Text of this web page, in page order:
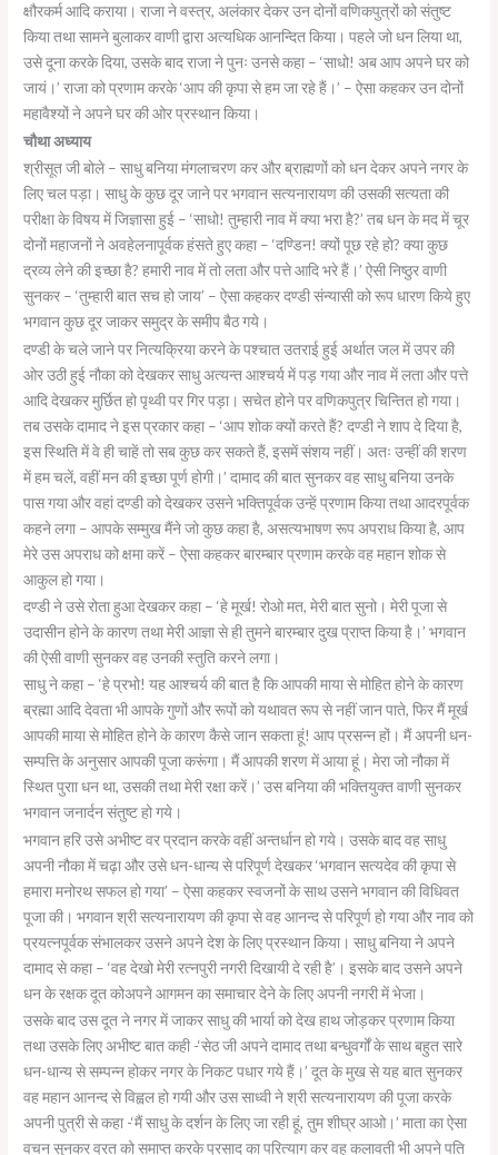
क्षौरकर्म आदि कराया। राजा ने वस्त्र, अलंकार देकर उन दोनों वणिकपुत्रों को संतुष्ट
किया तथा सामने बुलाकर वाणी द्वारा अत्यधिक आनन्दित किया। पहले जो धन लिया था,
उसे दूना करके दिया, उसके बाद राजा ने पुनः उनसे कहा – ‘साधो! अब आप अपने घर को
जायं।’ राजा को प्रणाम करके ‘आप की कृपा से हम जा रहे हैं।’ – ऐसा कहकर उन दोनों
महावैश्यों ने अपने घर की ओर प्रस्थान किया।
चौथा अध्याय
श्रीसूत जी बोले – साधु बनिया मंगलाचरण कर और ब्राह्मणों को धन देकर अपने नगर के
लिए चल पड़ा। साधु के कुछ दूर जाने पर भगवान सत्यनारायण की उसकी सत्यता की
परीक्षा के विषय में जिज्ञासा हुई – ‘साधो! तुम्हारी नाव में क्या भरा है?’ तब धन के मद में चूर
दोनों महाजनों ने अवहेलनापूर्वक हंसते हुए कहा – ‘दण्डिन! क्यों पूछ रहे हो? क्या कुछ
द्रव्य लेने की इच्छा है? हमारी नाव में तो लता और पत्ते आदि भरे हैं।’ ऐसी निष्ठुर वाणी
सुनकर – ‘तुम्हारी बात सच हो जाय’ – ऐसा कहकर दण्डी संन्यासी को रूप धारण किये हुए
भगवान कुछ दूर जाकर समुद्र के समीप बैठ गये।
दण्डी के चले जाने पर नित्यक्रिया करने के पश्चात उतराई हुई अर्थात जल में उपर की
ओर उठी हुई नौका को देखकर साधु अत्यन्त आश्चर्य में पड़ गया और नाव में लता और पत्ते
आदि देखकर मुर्छित हो पृथ्वी पर गिर पड़ा। सचेत होने पर वणिकपुत्र चिन्तित हो गया।
तब उसके दामाद ने इस प्रकार कहा – ‘आप शोक क्यों करते हैं? दण्डी ने शाप दे दिया है,
इस स्थिति में वे ही चाहें तो सब कुछ कर सकते हैं, इसमें संशय नहीं। अतः उन्हीं की शरण
में हम चलें, वहीं मन की इच्छा पूर्ण होगी।’ दामाद की बात सुनकर वह साधु बनिया उनके
पास गया और वहां दण्डी को देखकर उसने भक्तिपूर्वक उन्हें प्रणाम किया तथा आदरपूर्वक
कहने लगा – आपके सम्मुख मैंने जो कुछ कहा है, असत्यभाषण रूप अपराध किया है, आप
मेरे उस अपराध को क्षमा करें – ऐसा कहकर बारम्बार प्रणाम करके वह महान शोक से
आकुल हो गया।
दण्डी ने उसे रोता हुआ देखकर कहा – ‘हे मूर्ख! रोओ मत, मेरी बात सुनो। मेरी पूजा से
उदासीन होने के कारण तथा मेरी आज्ञा से ही तुमने बारम्बार दुख प्राप्त किया है।’ भगवान
की ऐसी वाणी सुनकर वह उनकी स्तुति करने लगा।
साधु ने कहा – ‘हे प्रभो! यह आश्चर्य की बात है कि आपकी माया से मोहित होने के कारण
ब्रह्मा आदि देवता भी आपके गुणों और रूपों को यथावत रूप से नहीं जान पाते, फिर मैं मूर्ख
आपकी माया से मोहित होने के कारण कैसे जान सकता हूं! आप प्रसन्न हों। मैं अपनी धन-
सम्पत्ति के अनुसार आपकी पूजा करूंगा। मैं आपकी शरण में आया हूं। मेरा जो नौका में
स्थित पुराा धन था, उसकी तथा मेरी रक्षा करें।’ उस बनिया की भक्तियुक्त वाणी सुनकर
भगवान जनार्दन संतुष्ट हो गये।
भगवान हरि उसे अभीष्ट वर प्रदान करके वहीं अन्तर्धान हो गये। उसके बाद वह साधु
अपनी नौका में चढ़ा और उसे धन-धान्य से परिपूर्ण देखकर ‘भगवान सत्यदेव की कृपा से
हमारा मनोरथ सफल हो गया’ – ऐसा कहकर स्वजनों के साथ उसने भगवान की विधिवत
पूजा की। भगवान श्री सत्यनारायण की कृपा से वह आनन्द से परिपूर्ण हो गया और नाव को
प्रयत्नपूर्वक संभालकर उसने अपने देश के लिए प्रस्थान किया। साधु बनिया ने अपने
दामाद से कहा – ‘वह देखो मेरी रत्नपुरी नगरी दिखायी दे रही है’। इसके बाद उसने अपने
धन के रक्षक दूत कोअपने आगमन का समाचार देने के लिए अपनी नगरी में भेजा।
उसके बाद उस दूत ने नगर में जाकर साधु की भार्या को देख हाथ जोड़कर प्रणाम किया
तथा उसके लिए अभीष्ट बात कही -‘सेठ जी अपने दामाद तथा बन्धुवर्गों के साथ बहुत सारे
धन-धान्य से सम्पन्न होकर नगर के निकट पधार गये हैं।’ दूत के मुख से यह बात सुनकर
वह महान आनन्द से विह्वल हो गयी और उस साध्वी ने श्री सत्यनारायण की पूजा करके
अपनी पुत्री से कहा -‘मैं साधु के दर्शन के लिए जा रही हूं, तुम शीघ्र आओ।’ माता का ऐसा
वचन सुनकर व्रत को समाप्त करके प्रसाद का परित्याग कर वह कलावती भी अपने पति